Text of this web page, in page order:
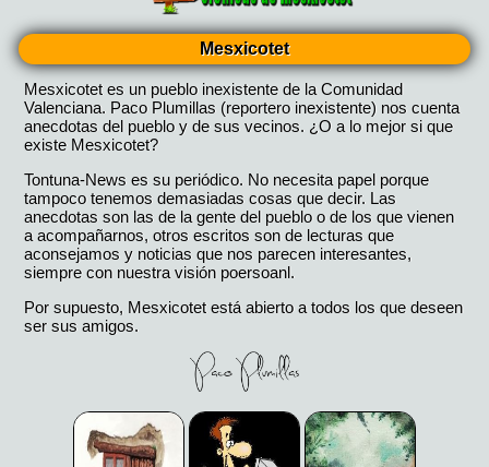
Mesxicotet
Mesxicotet es un pueblo inexistente de la Comunidad
Valenciana. Paco Plumillas (reportero inexistente) nos cuenta
anecdotas del pueblo y de sus vecinos. ¿O a lo mejor si que
existe Mesxicotet?
Tontuna-News es su periódico. No necesita papel porque
tampoco tenemos demasiadas cosas que decir. Las
anecdotas son las de la gente del pueblo o de los que vienen
a acompañarnos, otros escritos son de lecturas que
aconsejamos y noticias que nos parecen interesantes,
siempre con nuestra visión poersoanl.
Por supuesto, Mesxicotet está abierto a todos los que deseen
ser sus amigos.